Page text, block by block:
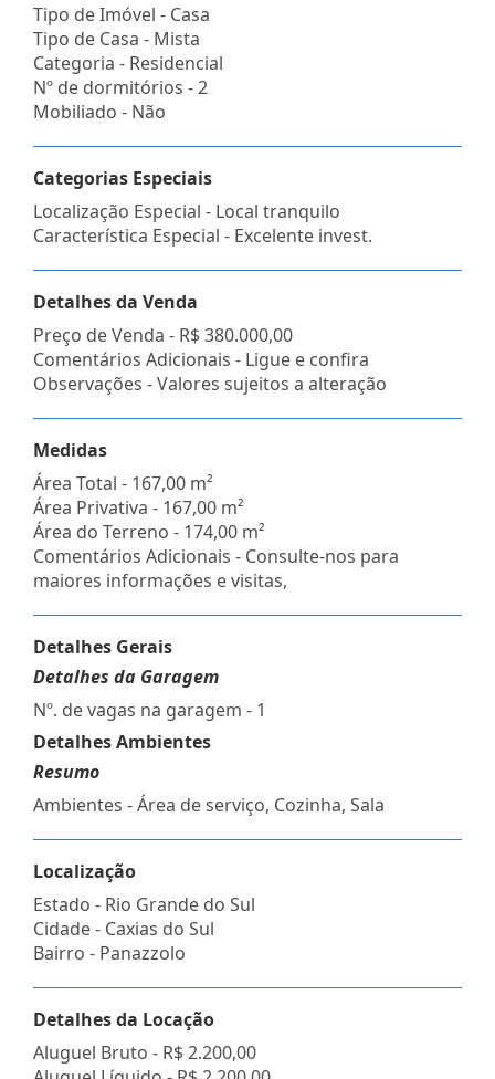
Tipo de Imóvel - Casa
Tipo de Casa - Mista
Categoria - Residencial
Nº de dormitórios - 2
Mobiliado - Não
Categorias Especiais
Localização Especial - Local tranquilo
Característica Especial - Excelente invest.
Detalhes da Venda
Preço de Venda - R$ 380.000,00
Comentários Adicionais - Ligue e confira
Observações - Valores sujeitos a alteração
Medidas
Área Total - 167,00 m²
Área Privativa - 167,00 m²
Área do Terreno - 174,00 m²
Comentários Adicionais - Consulte-nos para
maiores informações e visitas,
Detalhes Gerais
Detalhes da Garagem
Nº. de vagas na garagem - 1
Detalhes Ambientes
Resumo
Ambientes - Área de serviço, Cozinha, Sala
Localização
Estado - Rio Grande do Sul
Cidade - Caxias do Sul
Bairro - Panazzolo
Detalhes da Locação
Aluguel Bruto - R$ 2.200,00